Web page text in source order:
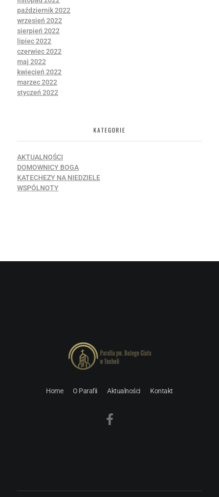
październik 2022
wrzesień 2022
sierpień 2022
lipiec 2022
czerwiec 2022
maj 2022
kwiecień 2022
marzec 2022
styczeń 2022
KATEGORIE
AKTUALNOŚCI
DOMOWNICY BOGA
KATECHEZY NA NIEDZIELE
WSPÓLNOTY
Home O Parafii Aktualności Kontakt